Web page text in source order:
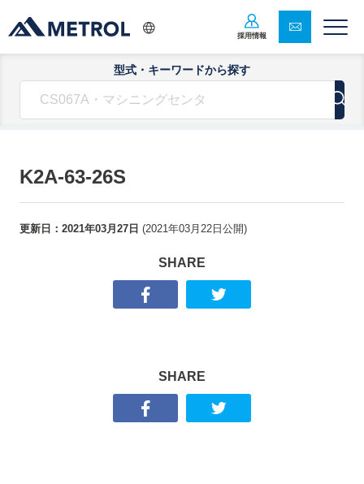
採用情報
型式・キーワードから探す
K2A-63-26S
更新日： 2021年03月27日 (2021年03月22日 公開)
SHARE
SHARE